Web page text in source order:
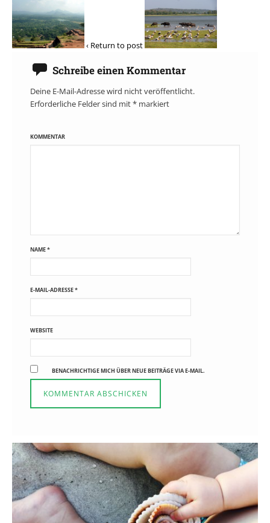
‹ Return to post
Schreibe einen Kommentar
Deine E-Mail-Adresse wird nicht veröffentlicht.
Erforderliche Felder sind mit* markiert
KOMMENTAR
NAME*
E-MAIL-ADRESSE*
WEBSITE
BENACHRICHTIGE MICH ÜBER NEUE BEITRÄGE VIA E-MAIL.
Reisen in der Elternzeit
16. SEPTEMBER 2019